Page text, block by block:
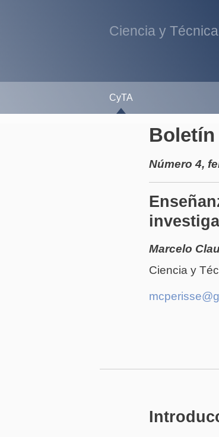
Ciencia y
CyTA
Boletín
Número 4,
Marcelo
Ciencia y